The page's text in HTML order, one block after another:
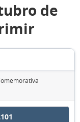
de